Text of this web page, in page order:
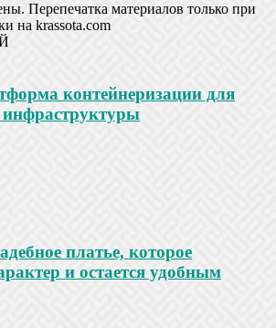
Перепечатка материалов только при
на krassota.com
контейнеризации для
платье, которое
и остается удобным